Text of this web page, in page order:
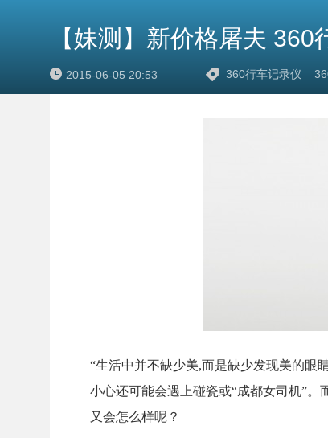
【妹测】新价格屠夫
2015-06-05 20:53 360行车记录仪
“生活中并不缺少美,而是缺少发现美的眼
小心还可能会遇上碰瓷或“成都女司机”
又会怎么样呢？